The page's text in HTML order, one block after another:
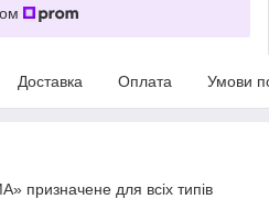
Доставка Оплата Умови
призначене для всіх типів